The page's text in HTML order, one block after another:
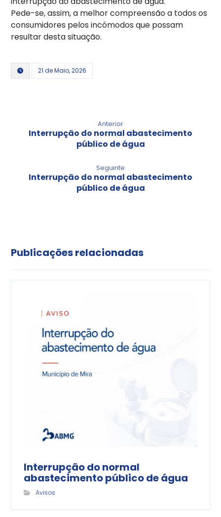
Pede-se, assim, a melhor compreensão a todos os
consumidores pelos incómodos que possam
resultar desta situação.
21 de Maio, 2026
Anterior
Interrupção do normal abastecimento
público de água
Seguinte
Interrupção do normal abastecimento
público de água
Publicações relacionadas
Interrupção do normal
abastecimento público de água
Avisos